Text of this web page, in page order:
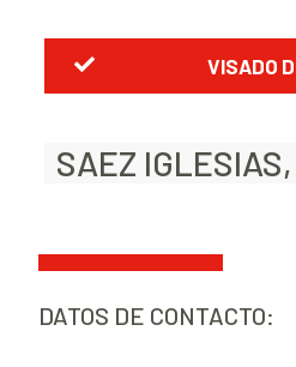
VISADO
SAEZ
DATOS DE CONTACTO: